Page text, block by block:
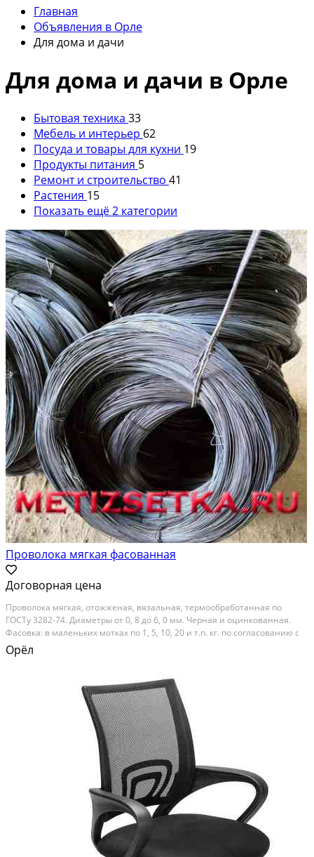
Главная
Объявления в Орле
Для дома и дачи
Для дома и дачи в Орле
Бытовая техника 33
Мебель и интерьер 62
Посуда и товары для кухни 19
Продукты питания 5
Ремонт и строительство 41
Растения 15
Показать ещё 2 категории
Проволока мягкая фасованная
Договорная цена
Проволока мягкая, отожженая, вязальная, термообработанная по
ГОСТу 3282-74. Диаметры от 0, 8 до 6, 0 мм. Черная и оцинкованная.
Фасовка: в маленьких мотках по 1, 5, 10, 20 и т.п. кг. по согласованию с
заказчиком. Удобно носить и работать одному человеку, без
применения спецсредств. Возможна...
Орёл